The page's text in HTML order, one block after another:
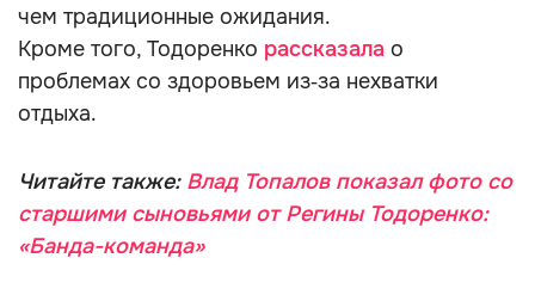
чем традиционные ожидания.
Кроме того, Тодоренко рассказала о
проблемах со здоровьем из‑за нехватки
отдыха.
Читайте также: Влад Топалов показал фото со
старшими сыновьями от Регины Тодоренко:
«Банда-команда»